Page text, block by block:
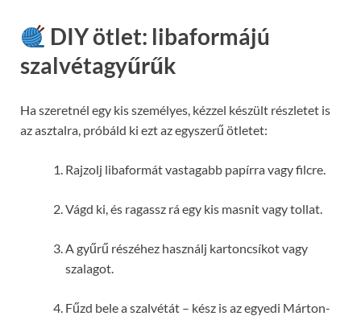
DIY ötlet: libaformájú
szalvétagyűrűk
Ha szeretnél egy kis személyes, kézzel készült részletet is
az asztalra, próbáld ki ezt az egyszerű ötletet:
Rajzolj libaformát vastagabb papírra vagy filcre.
Vágd ki, és ragassz rá egy kis masnit vagy tollat.
A gyűrű részéhez használj kartoncsíkot vagy
szalagot.
Fűzd bele a szalvétát – kész is az egyedi Márton-